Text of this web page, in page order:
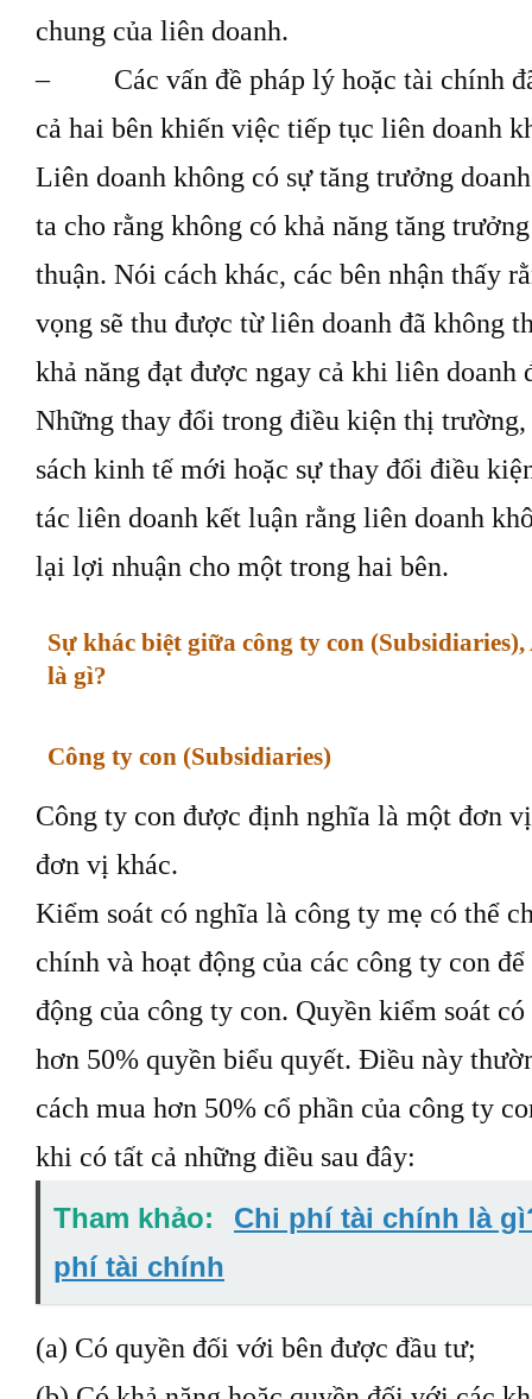
chung của liên doanh.
– Các vấn đề pháp lý hoặc tài chính
cả hai bên khiến việc tiếp tục liên doanh
Liên doanh không có sự tăng trưởng
ta cho rằng không có khả năng tăng
thuận. Nói cách khác, các bên nhận thấy
vọng sẽ thu được từ liên doanh đã không
khả năng đạt được ngay cả khi liên doanh
Những thay đổi trong điều kiện thị trường,
sách kinh tế mới hoặc sự thay đổi điều
tác liên doanh kết luận rằng liên doanh
lại lợi nhuận cho một trong hai bên.
Sự khác biệt giữa công ty con
là gì?
Công ty con (Subsidiaries)
Công ty con được định nghĩa là một đơn
đơn vị khác.
Kiểm soát có nghĩa là công ty mẹ có thể
chính và hoạt động của các công ty con
động của công ty con. Quyền kiểm soát
hơn 50% quyền biểu quyết. Điều này
cách mua hơn 50% cổ phần của công ty
khi có tất cả những điều sau đây:
Tham khảo:
Chi phí tài chính là
phí tài chính
(a) Có quyền đối với bên được đầu tư;